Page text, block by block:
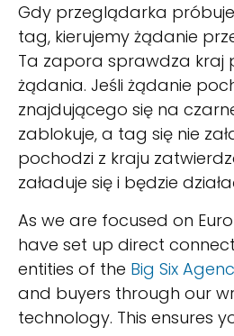
Gdy przeglądarka
tag, kierujemy żądanie
Ta zapora sprawdza kraj
żądania. Jeśli żądanie
znajdującego się na
zablokuje, a tag się nie
pochodzi z kraju
załaduje się i będzie
As we are focused on
have set up direct
entities of the Big Six
and buyers through our
technology. This ensures